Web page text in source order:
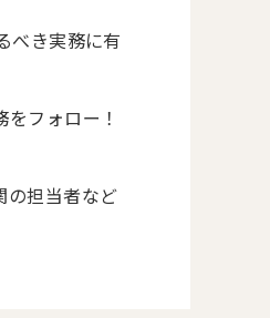
べき実務に有
フォロー！
の担当者など